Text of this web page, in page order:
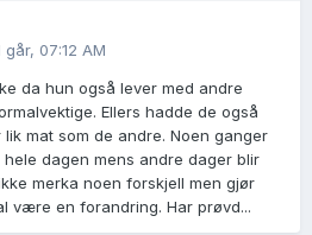
går, 07:12 AM
da hun også lever med andre
Ellers hadde de også
mat som de andre. Noen ganger
dagen mens andre dager blir
merka noen forskjell men gjør
være en forandring. Har prøvd...